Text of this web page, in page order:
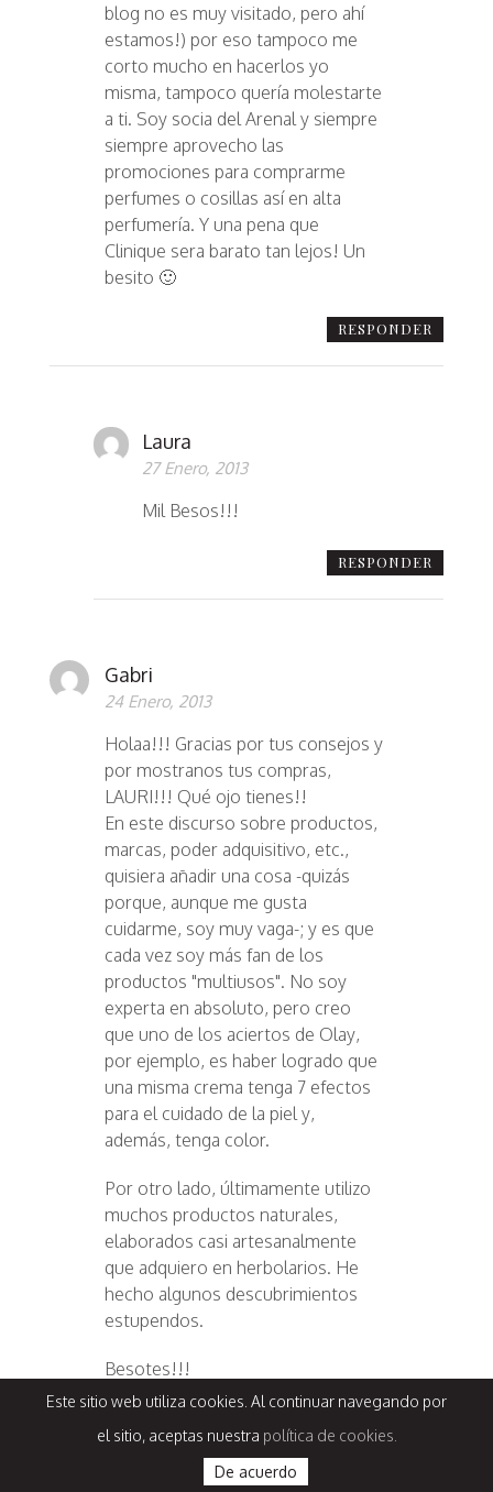
blog no es muy visitado, pero ahí
estamos!) por eso tampoco me
corto mucho en hacerlos yo
misma, tampoco quería molestarte
a ti. Soy socia del Arenal y siempre
siempre aprovecho las
promociones para comprarme
perfumes o cosillas así en alta
perfumería. Y una pena que
Clinique sera barato tan lejos! Un
besito 🙂
RESPONDER
Laura
27 Enero, 2013
Mil Besos!!!
RESPONDER
Gabri
24 Enero, 2013
Holaa!!! Gracias por tus consejos y
por mostranos tus compras,
LAURI!!! Qué ojo tienes!!
En este discurso sobre productos,
marcas, poder adquisitivo, etc.,
quisiera añadir una cosa -quizás
porque, aunque me gusta
cuidarme, soy muy vaga-; y es que
cada vez soy más fan de los
productos "multiusos". No soy
experta en absoluto, pero creo
que uno de los aciertos de Olay,
por ejemplo, es haber logrado que
una misma crema tenga 7 efectos
para el cuidado de la piel y,
además, tenga color.
Por otro lado, últimamente utilizo
muchos productos naturales,
elaborados casi artesanalmente
que adquiero en herbolarios. He
hecho algunos descubrimientos
estupendos.
Besotes!!!
Este sitio web utiliza cookies. Al continuar navegando por
el sitio, aceptas nuestra política de cookies.
De acuerdo